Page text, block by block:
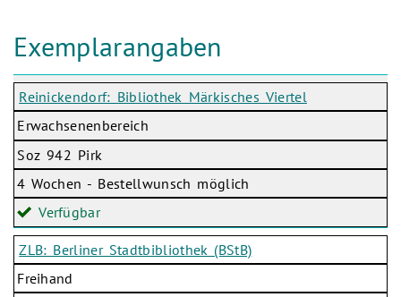
Exemplarangaben
Reinickendorf: Bibliothek Märkisches Viertel
Erwachsenenbereich
Soz 942 Pirk
4 Wochen - Bestellwunsch möglich
Verfügbar
ZLB: Berliner Stadtbibliothek (BStB)
Freihand